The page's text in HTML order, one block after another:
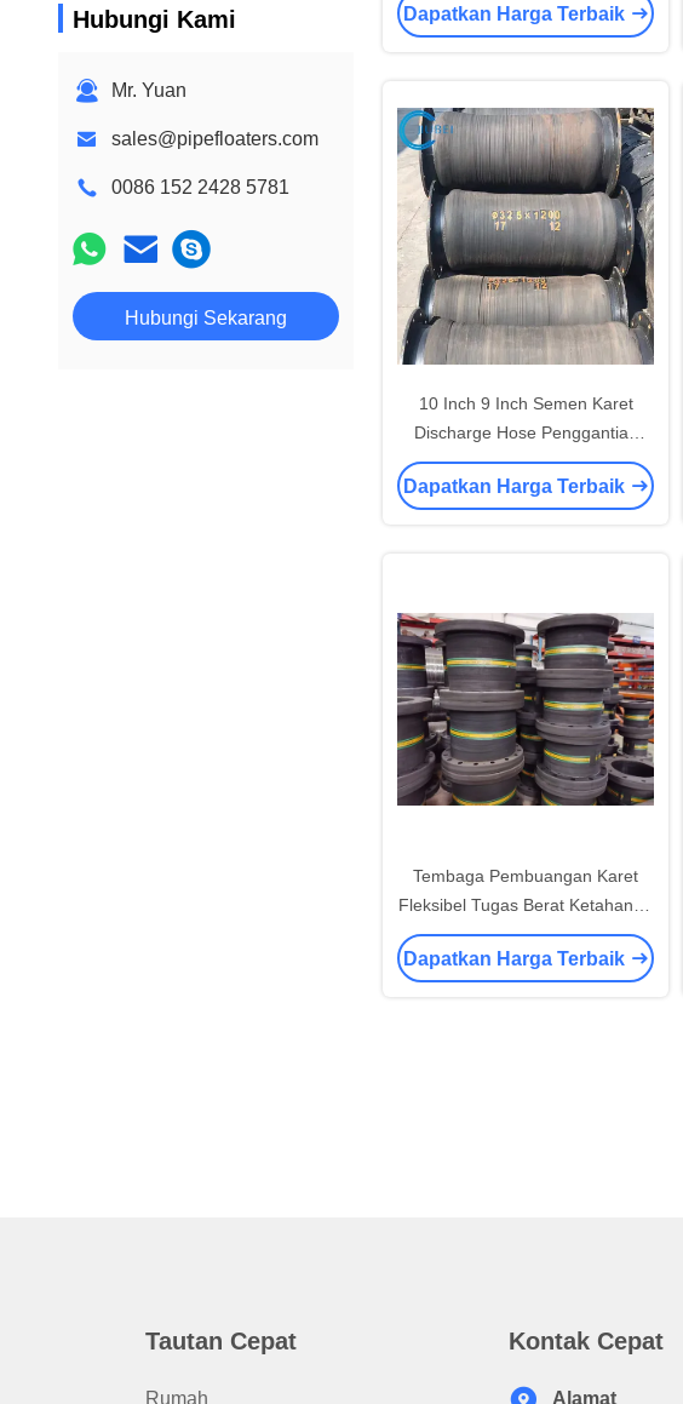
Hubungi Kami
Mr. Yuan
sales@pipefloaters.com
0086 152 2428 5781
Hubungi Sekarang
Laut Paling Keras
Dapatkan Harga Terbaik
10 Inch 9 Inch Semen Karet
Discharge Hose Penggantian
Industri Air Fleksibel
Dapatkan Harga Terbaik
Tembaga Pembuangan Karet
Fleksibel Tugas Berat Ketahanan
Abrasi Tinggi Kinerja Tekanan
Tinggi
Dapatkan Harga Terbaik
Tautan Cepat
Rumah
Kontak Cepat
Alamat